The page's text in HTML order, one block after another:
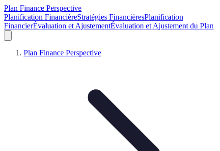
Plan Finance Perspective
Planification FinancièreStratégies FinancièresPlanification
FinancierÉvaluation et AjustementÉvaluation et Ajustement du Plan
Plan Finance Perspective